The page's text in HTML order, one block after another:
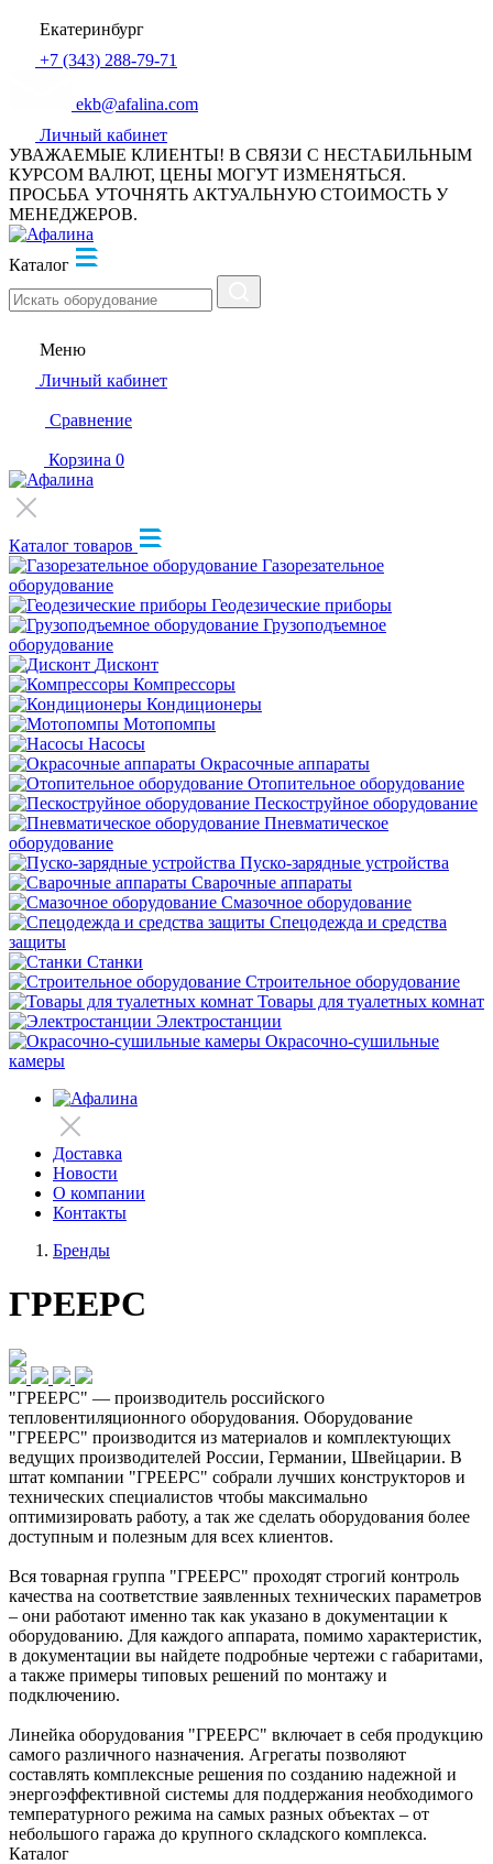
Екатеринбург
+7 (343) 288-79-71
ekb@afalina.com
Личный кабинет
УВАЖАЕМЫЕ КЛИЕНТЫ! В СВЯЗИ С НЕСТАБИЛЬНЫМ
КУРСОМ ВАЛЮТ, ЦЕНЫ МОГУТ ИЗМЕНЯТЬСЯ.
ПРОСЬБА УТОЧНЯТЬ АКТУАЛЬНУЮ СТОИМОСТЬ У
МЕНЕДЖЕРОВ.
Каталог
Меню
Личный кабинет
Сравнение
Корзина 0
Каталог товаров
Газорезательное
оборудование
Геодезические приборы
Грузоподъемное
оборудование
Дисконт
Компрессоры
Кондиционеры
Мотопомпы
Насосы
Окрасочные аппараты
Отопительное оборудование
Пескоструйное оборудование
Пневматическое
оборудование
Пуско-зарядные устройства
Сварочные аппараты
Смазочное оборудование
Спецодежда и средства
защиты
Станки
Строительное оборудование
Товары для туалетных комнат
Электростанции
Окрасочно-сушильные
камеры
Доставка
Новости
О компании
Контакты
Бренды
ГРЕЕРС
"ГРЕЕРС" — производитель российского
тепловентиляционного оборудования. Оборудование
"ГРЕЕРС" производится из материалов и комплектующих
ведущих производителей России, Германии, Швейцарии. В
штат компании "ГРЕЕРС" собрали лучших конструкторов и
технических специалистов чтобы максимально
оптимизировать работу, а так же сделать оборудования более
доступным и полезным для всех клиентов.
Вся товарная группа "ГРЕЕРС" проходят строгий контроль
качества на соответствие заявленных технических параметров
– они работают именно так как указано в документации к
оборудованию. Для каждого аппарата, помимо характеристик,
в документации вы найдете подробные чертежи с габаритами,
а также примеры типовых решений по монтажу и
подключению.
Линейка оборудования "ГРЕЕРС" включает в себя продукцию
самого различного назначения. Агрегаты позволяют
составлять комплексные решения по созданию надежной и
энергоэффективной системы для поддержания необходимого
температурного режима на самых разных объектах – от
небольшого гаража до крупного складского комплекса.
Каталог